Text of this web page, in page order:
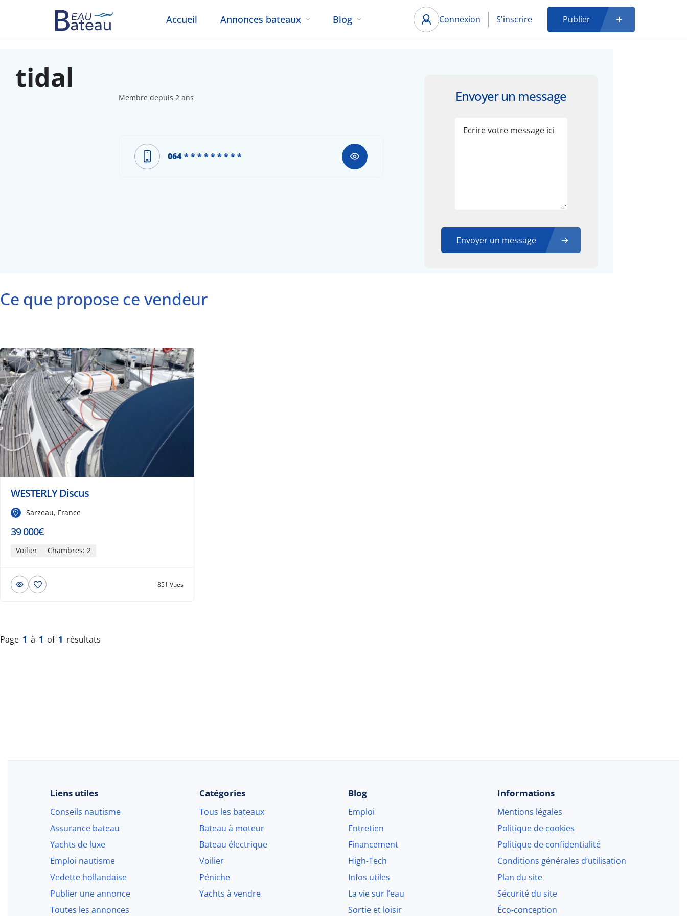
Accueil Annonces bateaux Blog Connexion S'inscrire Publier
tidal
Membre depuis 2 ans
064 * * * * * * * * *
Envoyer un message
Envoyer un message
Ce que propose ce vendeur
WESTERLY Discus
Sarzeau, France
39 000€
Voilier Chambres: 2
851 Vues
Page 1 à 1 of 1 résultats
Liens utiles
Conseils nautisme
Assurance bateau
Yachts de luxe
Emploi nautisme
Vedette hollandaise
Publier une annonce
Toutes les annonces
Catégories
Tous les bateaux
Bateau à moteur
Bateau électrique
Voilier
Péniche
Yachts à vendre
Blog
Emploi
Entretien
Financement
High-Tech
Infos utiles
La vie sur l’eau
Sortie et loisir
Informations
Mentions légales
Politique de cookies
Politique de confidentialité
Conditions générales d’utilisation
Plan du site
Sécurité du site
Éco-conception